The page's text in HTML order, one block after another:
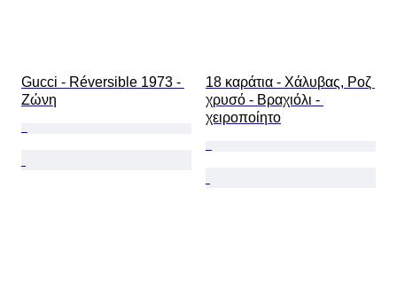
Gucci - Réversible 1973 -
Ζώνη
18 καράτια - Χάλυβας, Ροζ
χρυσό - Βραχιόλι -
χειροποίητο